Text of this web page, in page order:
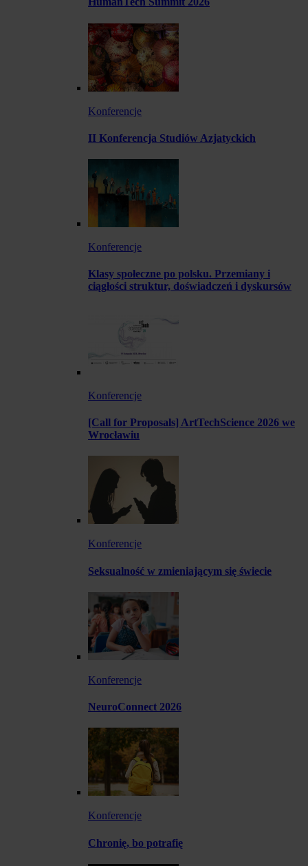
Konferencje
II Konferencja Studiów Azjatyckich
Konferencje
Klasy społeczne po polsku. Przemiany i
ciągłości struktur, doświadczeń i dyskursów
Konferencje
[Call for Proposals] ArtTechScience 2026 we
Wrocławiu
Konferencje
Seksualność w zmieniającym się świecie
Konferencje
NeuroConnect 2026
Konferencje
Chronię, bo potrafię